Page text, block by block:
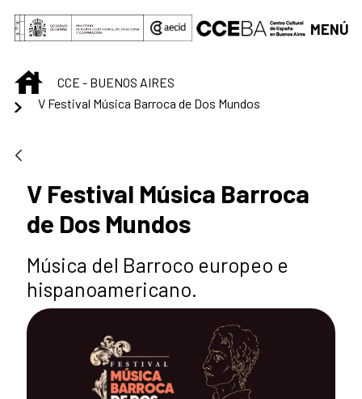
Saltar al contenido principal
MENÚ
INICIOCCE - BUENOS AIRES
V Festival Música Barroca de Dos Mundos
V Festival Música Barroca
de Dos Mundos
Música del Barroco europeo e
hispanoamericano.